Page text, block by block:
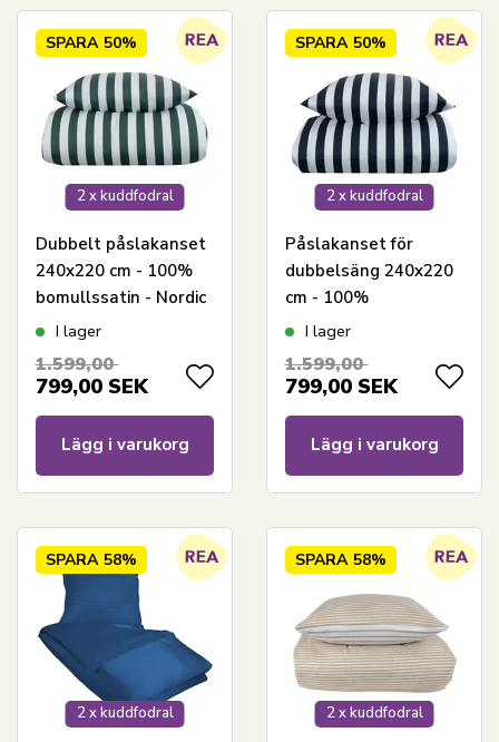
2 x kuddfodral
SPARA 50%
Dubbelt påslakanset
240x220 cm - 100%
bomullssatin - Nordic
Stripe - Gröna ränder
I lager
1.599,00
799,00 SEK
Lägg i varukorg
2 x kuddfodral
SPARA 50%
Påslakanset för
dubbelsäng 240x220
cm - 100%
bomullssatin - Nordic
ränder
I lager
1.599,00
799,00 SEK
Lägg i varukorg
2 x kuddfodral
SPARA 58%
2 x kuddfodral
SPARA 58%